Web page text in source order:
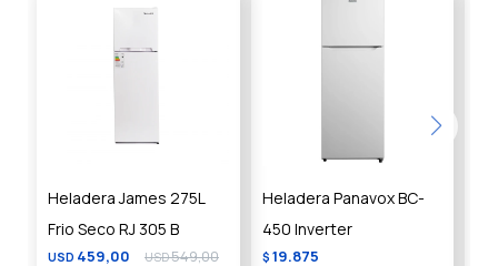
Heladera James 275L
Frio Seco RJ 305 B
USD 459,00 USD549,00
Heladera Panavox BC-
450 Inverter
$ 19.875